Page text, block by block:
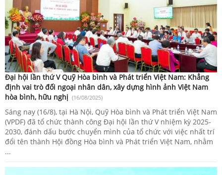
Đại hội lần thứ V Quỹ Hòa bình và Phát triển Việt Nam: Khẳng
định vai trò đối ngoại nhân dân, xây dựng hình ảnh Việt Nam
hòa bình, hữu nghị (16/08/2025)
Sáng nay (16/8), tại Hà Nội, Quỹ Hòa bình và Phát triển Việt Nam
(VPDF) đã tổ chức thành công Đại hội lần thứ V nhiệm kỳ 2025-
2030, đánh dấu bước chuyển mình của tổ chức với việc nhất trí
đổi tên thành Hội đồng Hòa bình và Phát triển Việt Nam, nhằm
...